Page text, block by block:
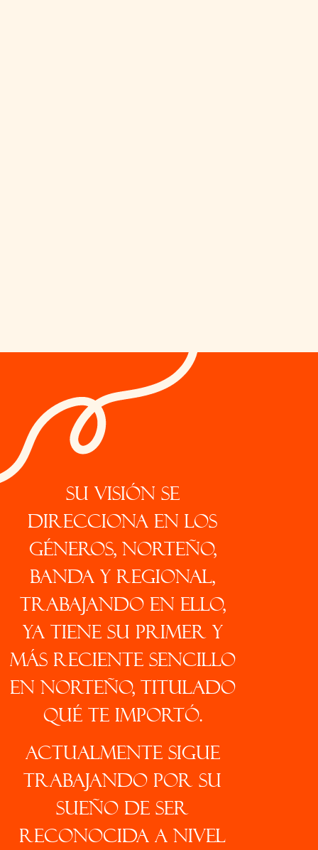
Su visión se
direcciona en los
géneros, Norteño,
Banda y Regional,
trabajando en ello,
ya tiene su primer y
más reciente sencillo
en Norteño, titulado
Qué te importó.
Actualmente sigue
trabajando por su
sueño de ser
reconocida a nivel